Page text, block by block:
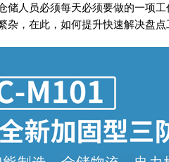
人员必须每天必须要做的一项
，在此，如何提升快速解决盘